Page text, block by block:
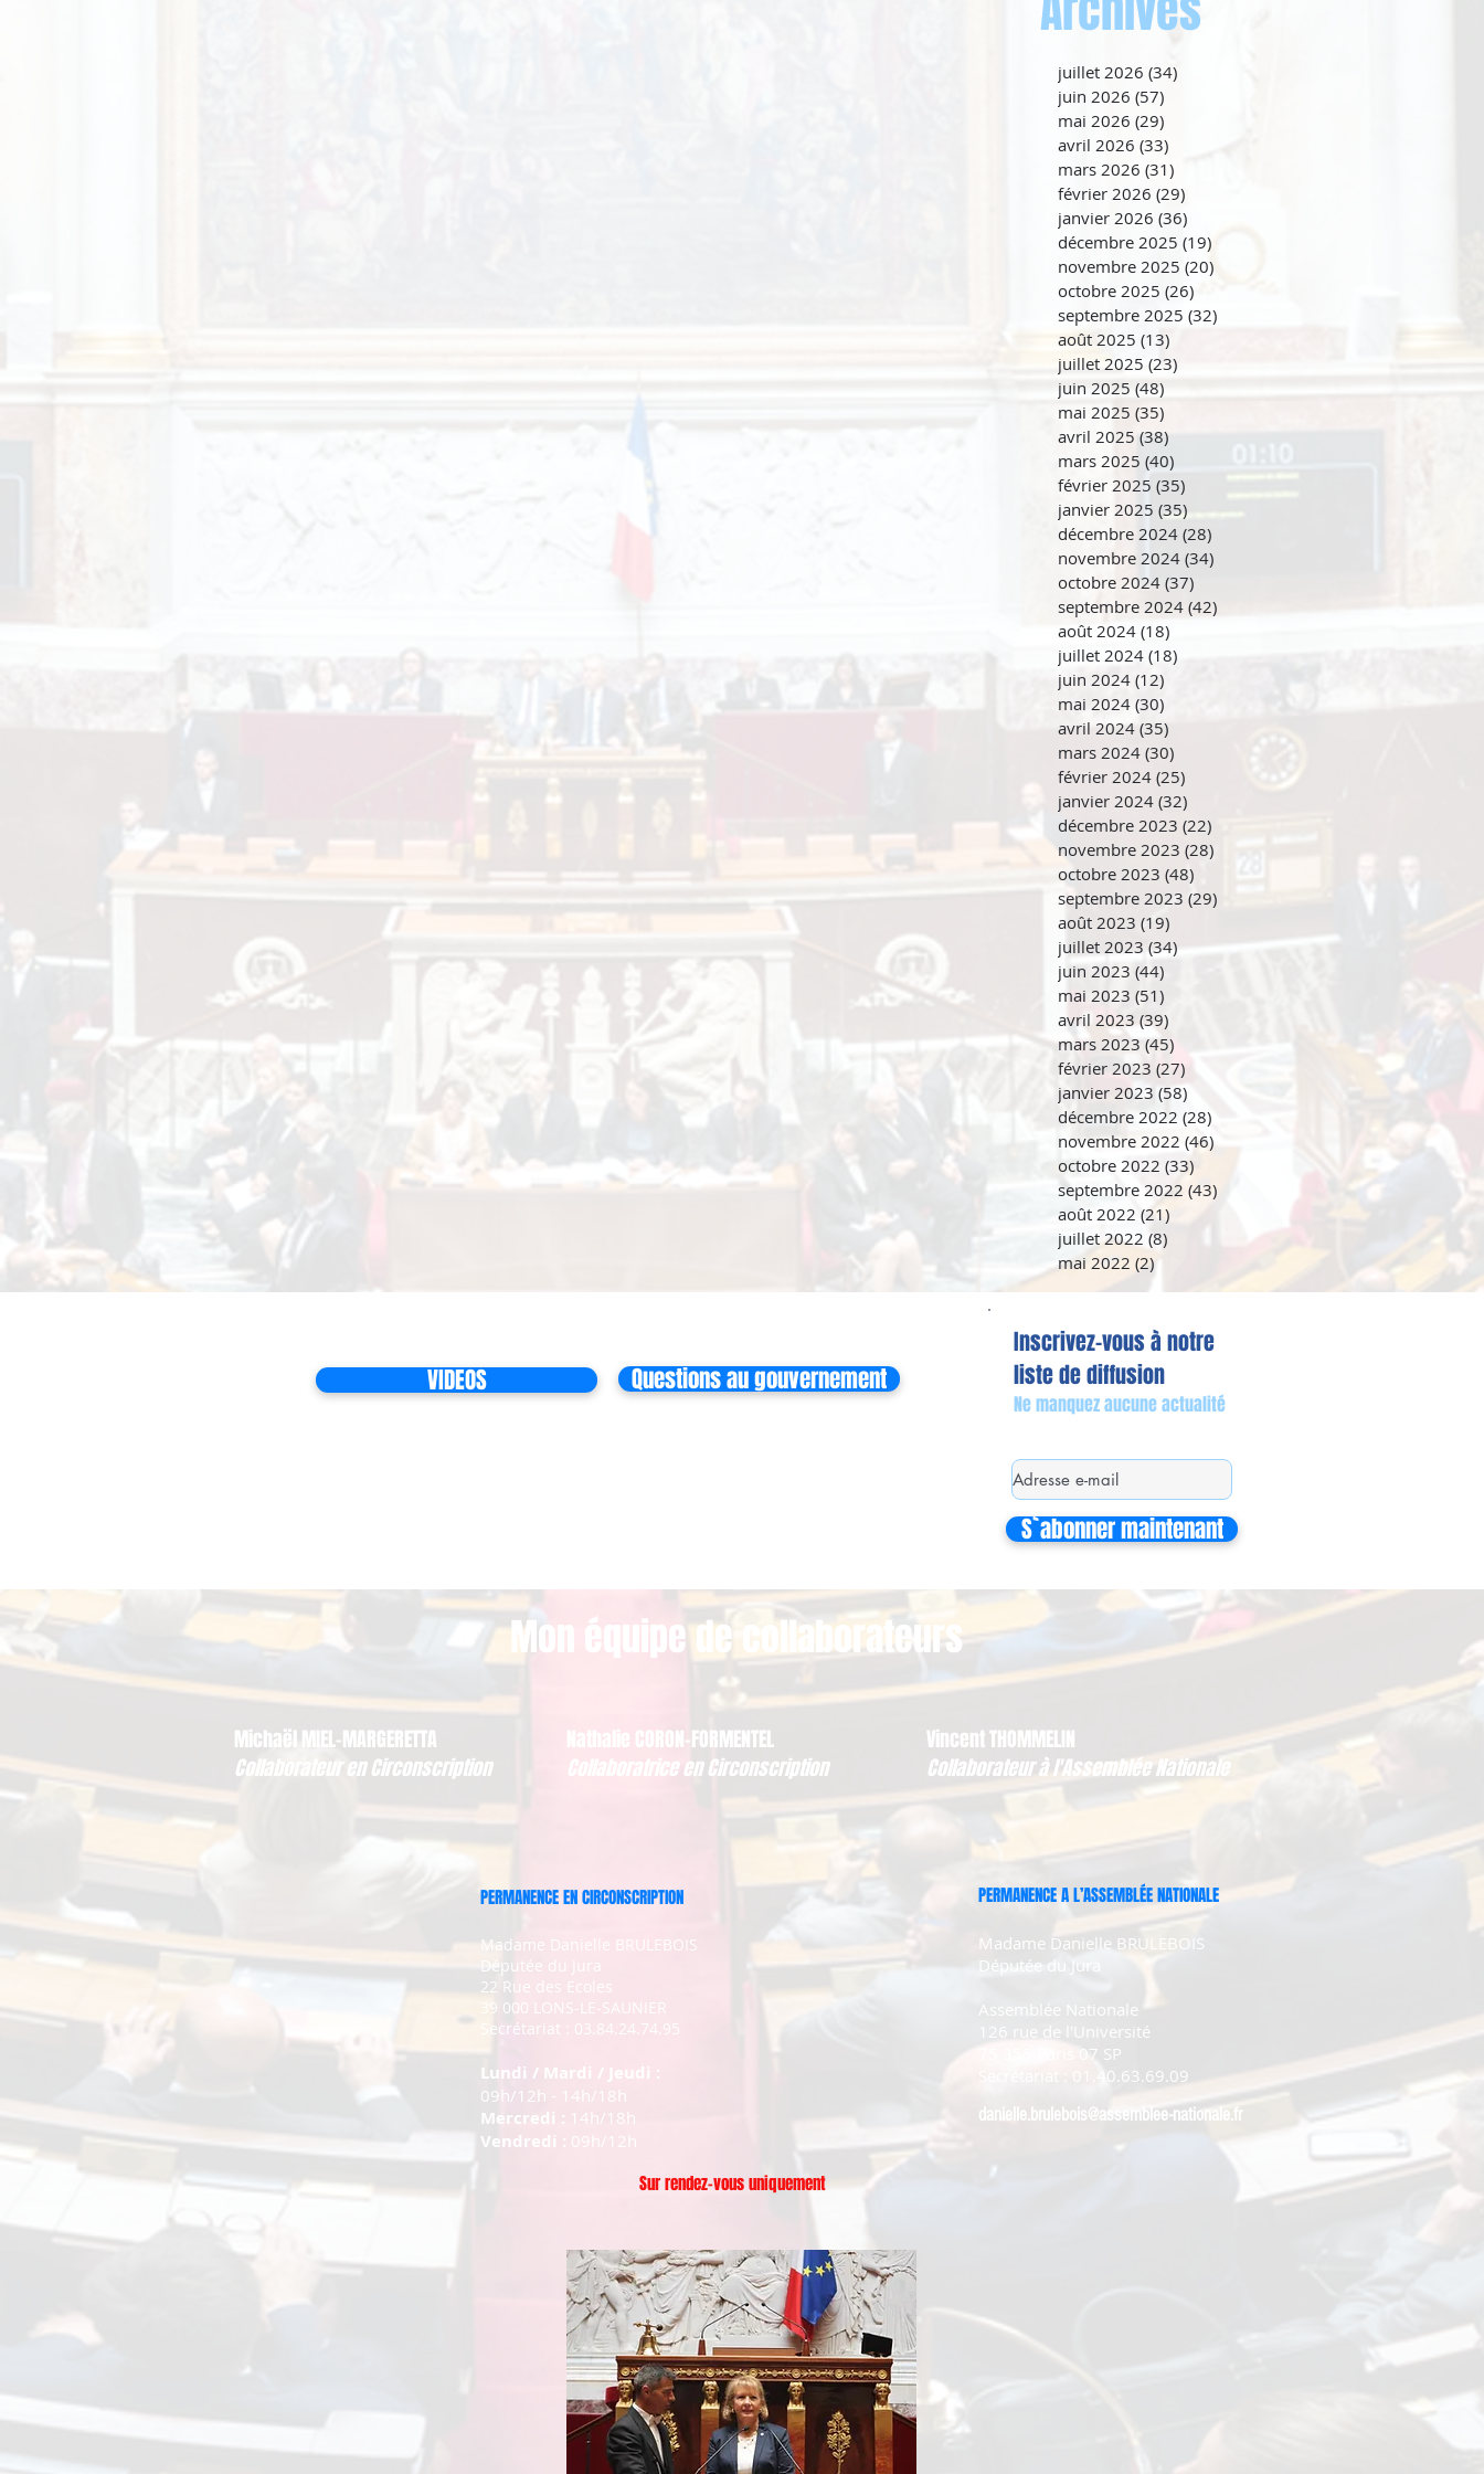
juillet 2026 (34)
juin 2026 (57)
mai 2026 (29)
avril 2026 (33)
mars 2026 (31)
février 2026 (29)
janvier 2026 (36)
décembre 2025 (19)
novembre 2025 (20)
octobre 2025 (26)
septembre 2025 (32)
août 2025 (13)
juillet 2025 (23)
juin 2025 (48)
mai 2025 (35)
avril 2025 (38)
mars 2025 (40)
février 2025 (35) 35 posts
janvier 2025 (35) 35 posts
décembre 2024 (28)
novembre 2024 (34)
octobre 2024 (37)
septembre 2024 (42)
août 2024 (18)
juillet 2024 (18)
juin 2024 (12)
mai 2024 (30)
avril 2024 (35)
mars 2024 (30)
février 2024 (25)
janvier 2024 (32)
décembre 2023 (22)
novembre 2023 (28)
octobre 2023 (48)
septembre 2023 (29)
août 2023 (19)
juillet 2023 (34)34 posts
juin 2023 (44)
mai 2023 (51)
avril 2023 (39)
mars 2023 (45)
février 2023 (27)
janvier 2023 (58)
décembre 2022 (28)
novembre 2022 (46)
octobre 2022 (33)
septembre 2022 (43)
août 2022 (21)
juillet 2022 (8)
mai 2022 (2)2 posts
VIDEOS Questions au gouvernement
Inscrivez-vous à notre
liste de diffusion
Ne manquez aucune actualité
S`abonner maintenant
Mon équipe de collaborateurs
Michaël MIEL-MARGERETTA
Collaborateur en Circonscription
Vincent THOMMELIN
Collaborateur à l'Assemblée Nationale
Nathalie CORON-FORMENTEL
Collaboratrice en Circonscription
PERMANENCE EN CIRCONSCRIPTION
Madame Danielle BRULEBOIS
Députée du Jura
22 Rue des Ecoles
39 000 LONS-LE-SAUNIER
Secrétariat : 03.84.24.74.95
Lundi / Mardi / Jeudi :
09h/12h - 14h/18h
Mercredi : 14h/18h
Vendredi : 09h/12h
PERMANENCE A L’ASSEMBLÉE NATIONALE
Madame Danielle BRULEBOIS
Députée du Jura
Assemblée Nationale
126 rue de l'Université
75 355 Paris 07 SP
Secrétariat : 01.40.63.69.09
danielle.brulebois@assemblee-nationale.fr
Sur rendez-vous uniquement